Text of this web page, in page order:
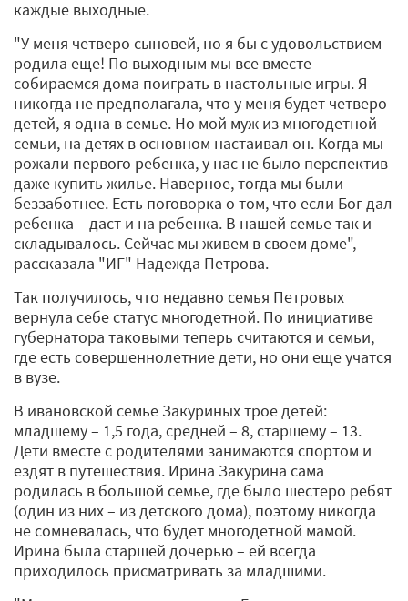
каждые выходные.
"У меня четверо сыновей, но я бы с удовольствием
родила еще! По выходным мы все вместе
собираемся дома поиграть в настольные игры. Я
никогда не предполагала, что у меня будет четверо
детей, я одна в семье. Но мой муж из многодетной
семьи, на детях в основном настаивал он. Когда мы
рожали первого ребенка, у нас не было перспектив
даже купить жилье. Наверное, тогда мы были
беззаботнее. Есть поговорка о том, что если Бог дал
ребенка – даст и на ребенка. В нашей семье так и
складывалось. Сейчас мы живем в своем доме", –
рассказала "ИГ" Надежда Петрова.
Так получилось, что недавно семья Петровых
вернула себе статус многодетной. По инициативе
губернатора таковыми теперь считаются и семьи,
где есть совершеннолетние дети, но они еще учатся
в вузе.
В ивановской семье Закуриных трое детей:
младшему – 1,5 года, средней – 8, старшему – 13.
Дети вместе с родителями занимаются спортом и
ездят в путешествия. Ирина Закурина сама
родилась в большой семье, где было шестеро ребят
(один из них – из детского дома), поэтому никогда
не сомневалась, что будет многодетной мамой.
Ирина была старшей дочерью – ей всегда
приходилось присматривать за младшими.